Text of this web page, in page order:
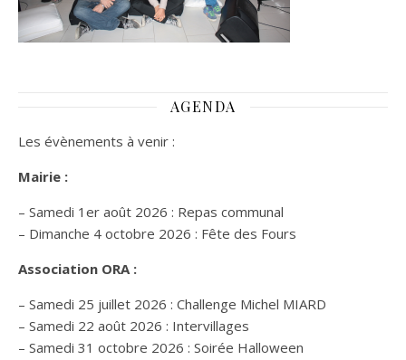
AGENDA
Les évènements à venir :
Mairie :
– Samedi 1er août 2026 : Repas communal
– Dimanche 4 octobre 2026 : Fête des Fours
Association ORA :
– Samedi 25 juillet 2026 : Challenge Michel MIARD
– Samedi 22 août 2026 : Intervillages
– Samedi 31 octobre 2026 : Soirée Halloween